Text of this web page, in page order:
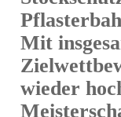
Mit
wieder